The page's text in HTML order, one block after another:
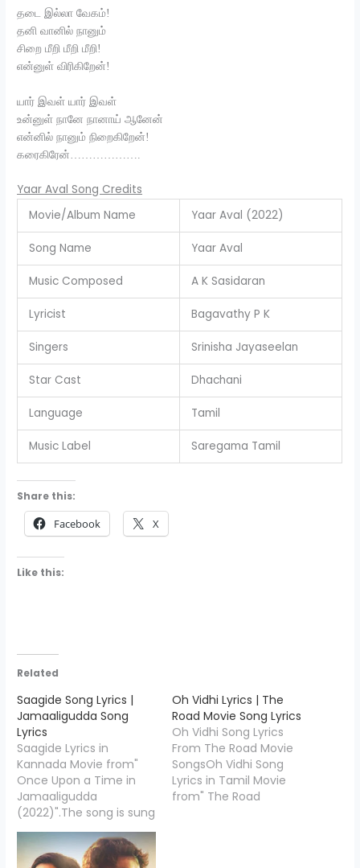
தடை இல்லா வேகம்!
தனி வானில் நானும்
சிறை மீறி மீறி மீறி!
என்னுள் விரிகிறேன்!
யார் இவள் யார் இவள்
உன்னுள் நானே நானாய் ஆனேன்
என்னில் நானும் நிறைகிறேன்!
கரைகிரேன்……………….
Yaar Aval Song Credits
Movie/Album Name
Yaar Aval (2022)
Song Name Yaar Aval
Music Composed A K Sasidaran
Lyricist Bagavathy P K
Singers Srinisha Jayaseelan
Star Cast Dhachani
Language Tamil
Music Label Saregama Tamil
Share this:
Facebook X
Like this:
Related
Saagide Song Lyrics |
Jamaaligudda Song
Lyrics
Saagide Lyrics in
Kannada Movie from"
Once Upon a Time in
Jamaaligudda
(2022)".The song is sung
by Vijay Prakash and the
music is composed by
Arjun Janya, Saagide
Oh Vidhi Lyrics | The
Road Movie Song Lyrics
Oh Vidhi Song Lyrics
From The Road Movie
SongsOh Vidhi Song
Lyrics in Tamil Movie
from" The Road